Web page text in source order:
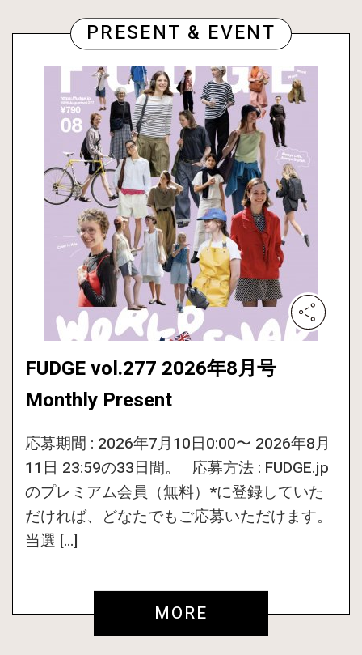
PRESENT & EVENT
FUDGE vol.277 2026年8月号
Monthly Present
応募期間 : 2026年7月10日0:00〜 2026年8月
11日 23:59の33日間。 応募方法 : FUDGE.jp
のプレミアム会員（無料）*に登録していた
だければ、どなたでもご応募いただけます。
当選 […]
MORE